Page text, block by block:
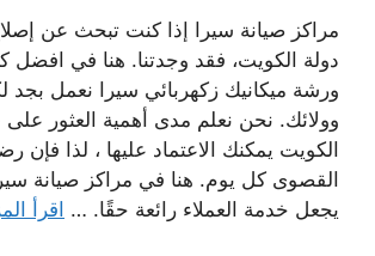
مراكز صيانة سيرا إذا كنت تبحث عن
دولة الكويت، فقد وجدتنا. هنا في افضل
ورشة ميكانيك زكهربائي سيرا نعمل
وولائك. نحن نعلم مدى أهمية العثور
الكويت يمكنك الاعتماد عليها ، لذا فإن
القصوى كل يوم. هنا في مراكز صيانة
يجعل خدمة العملاء رائعة حقًا. … اقرأ